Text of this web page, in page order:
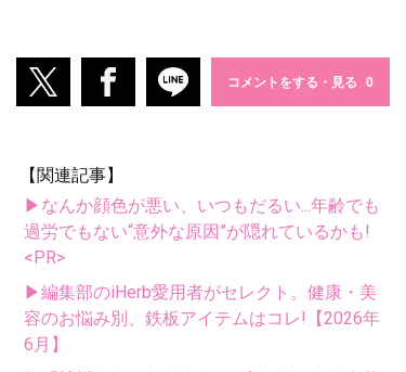
コメントをする・見る
【関連記事】
▶なんか顔色が悪い、いつもだるい...年齢でも
過労でもない“意外な原因”が隠れているかも!
<PR>
▶編集部のiHerb愛用者がセレクト。健康・美
容のお悩み別、鉄板アイテムはコレ!【2026年
6月】